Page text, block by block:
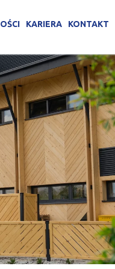
KARIERA KONTAKT